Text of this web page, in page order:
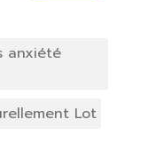
anxiété
Lot